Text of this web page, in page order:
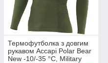
Термофутболка з довгим
рукавом Accapi Polar Bear
New -10/-35 °C, Military